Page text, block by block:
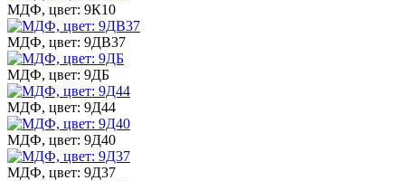
МДФ, цвет: 9К10
МДФ, цвет: 9ДВ37
МДФ, цвет: 9ДБ
МДФ, цвет: 9Д44
МДФ, цвет: 9Д40
МДФ, цвет: 9Д37